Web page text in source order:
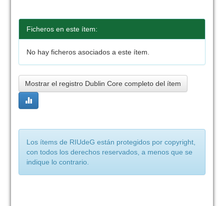
Ficheros en este ítem:
No hay ficheros asociados a este ítem.
Mostrar el registro Dublin Core completo del ítem
Los ítems de RIUdeG están protegidos por copyright,
con todos los derechos reservados, a menos que se
indique lo contrario.